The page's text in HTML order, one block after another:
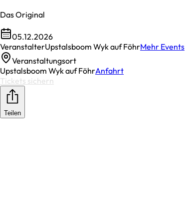
Das Original
05.12.2026
VeranstalterUpstalsboom Wyk auf FöhrMehr Events
Veranstaltungsort
Upstalsboom Wyk auf FöhrAnfahrt
Tickets sichern
Teilen